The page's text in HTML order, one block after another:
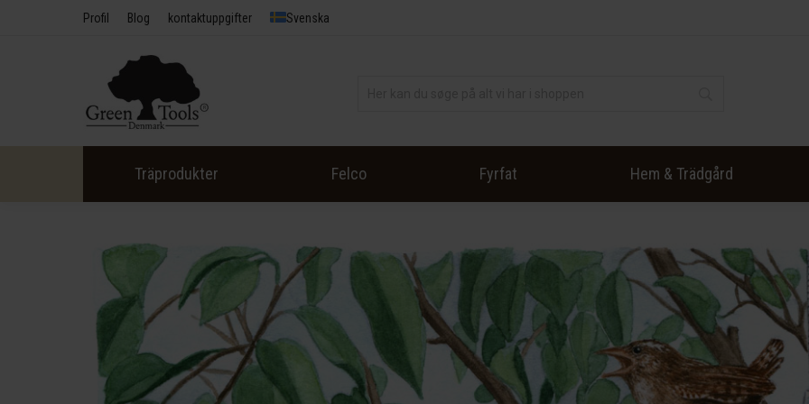
Profil Blog kontaktuppgifter Svenska
Träprodukter Felco Fyrfat Hem & Trädgård